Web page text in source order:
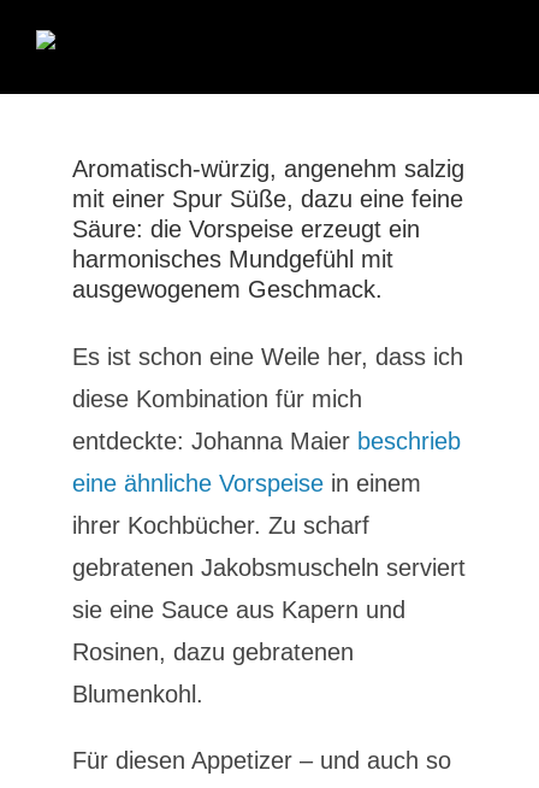
Aromatisch-würzig, angenehm salzig
mit einer Spur Süße, dazu eine feine
Säure: die Vorspeise erzeugt ein
harmonisches Mundgefühl mit
ausgewogenem Geschmack.
Es ist schon eine Weile her, dass ich
diese Kombination für mich
entdeckte: Johanna Maier beschrieb
eine ähnliche Vorspeisein einem
ihrer Kochbücher. Zu scharf
gebratenen Jakobsmuscheln serviert
sie eine Sauce aus Kapern und
Rosinen, dazu gebratenen
Blumenkohl.
Für diesen Appetizer – und auch so